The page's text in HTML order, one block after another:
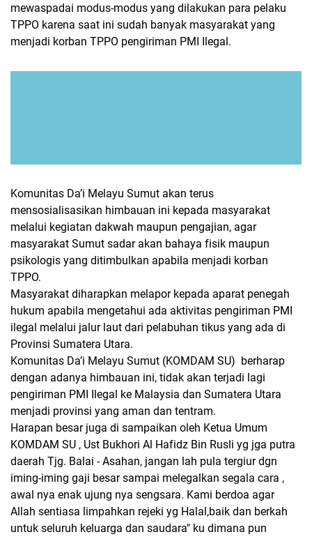
mewaspadai modus-modus yang dilakukan para pelaku
TPPO karena saat ini sudah banyak masyarakat yang
menjadi korban TPPO pengiriman PMI Ilegal.
Komunitas Da’i Melayu Sumut akan terus
mensosialisasikan himbauan ini kepada masyarakat
melalui kegiatan dakwah maupun pengajian, agar
masyarakat Sumut sadar akan bahaya fisik maupun
psikologis yang ditimbulkan apabila menjadi korban
TPPO.
Masyarakat diharapkan melapor kepada aparat penegah
hukum apabila mengetahui ada aktivitas pengiriman PMI
ilegal melalui jalur laut dari pelabuhan tikus yang ada di
Provinsi Sumatera Utara.
Komunitas Da’i Melayu Sumut (KOMDAM SU) berharap
dengan adanya himbauan ini, tidak akan terjadi lagi
pengiriman PMI Ilegal ke Malaysia dan Sumatera Utara
menjadi provinsi yang aman dan tentram.
Harapan besar juga di sampaikan oleh Ketua Umum
KOMDAM SU , Ust Bukhori Al Hafidz Bin Rusli yg jga putra
daerah Tjg. Balai - Asahan, jangan lah pula tergiur dgn
iming-iming gaji besar sampai melegalkan segala cara ,
awal nya enak ujung nya sengsara. Kami berdoa agar
Allah sentiasa limpahkan rejeki yg Halal,baik dan berkah
untuk seluruh keluarga dan saudara" ku dimana pun